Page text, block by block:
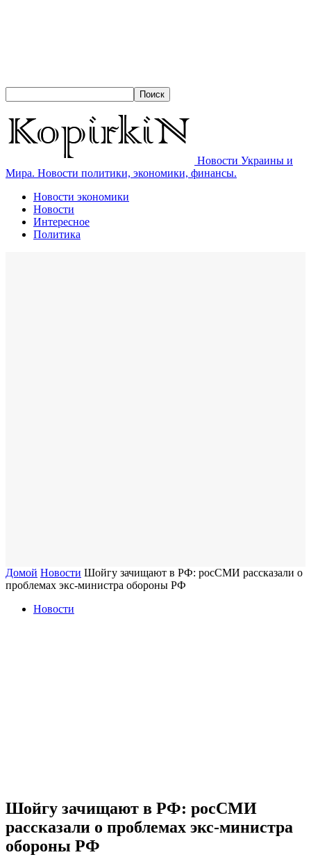
Новости Украины и
Мира. Новости политики, экономики, финансы.
Новости экономики
Новости
Интересное
Политика
Домой Новости Шойгу зачищают в РФ: росСМИ рассказали о
проблемах экс-министра обороны РФ
Новости
Шойгу зачищают в РФ: росСМИ
рассказали о проблемах экс-министра
обороны РФ